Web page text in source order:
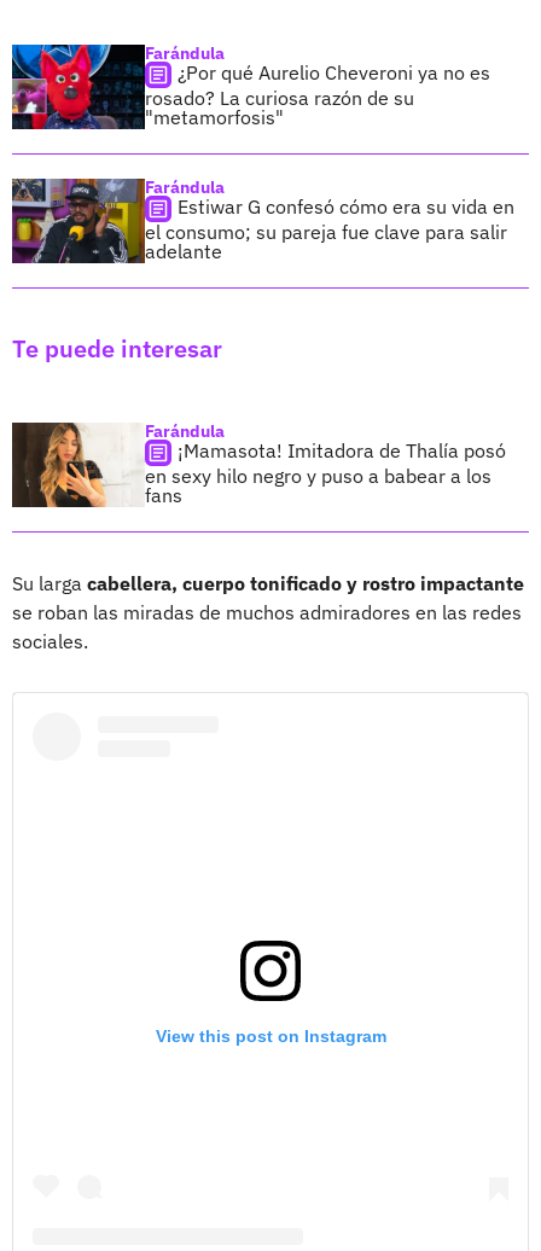
Farándula
¿Por qué Aurelio Cheveroni ya no es
rosado? La curiosa razón de su
"metamorfosis"
Farándula
Estiwar G confesó cómo era su vida en
el consumo; su pareja fue clave para salir
adelante
Te puede interesar
Farándula
¡Mamasota! Imitadora de Thalía posó
en sexy hilo negro y puso a babear a los
fans
Su larga cabellera, cuerpo tonificado y rostro impactante
se roban las miradas de muchos admiradores en las redes
sociales.
View this post on Instagram